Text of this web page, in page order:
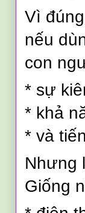
Vì
nếu
con
* sự
* khả
* và
Nhưng
Giống